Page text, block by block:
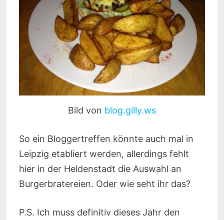
Bild von blog.gilly.ws
So ein Bloggertreffen könnte auch mal in
Leipzig etabliert werden, allerdings fehlt
hier in der Heldenstadt die Auswahl an
Burgerbratereien. Oder wie seht ihr das?
P.S. Ich muss definitiv dieses Jahr den